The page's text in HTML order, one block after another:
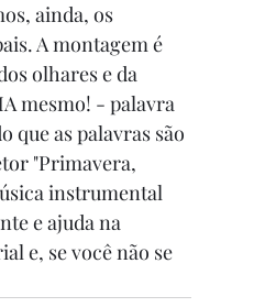
ainda, os
A montagem é
olhares e da
mesmo! - palavra
que as palavras são
"Primavera,
instrumental
e ajuda na
e, se você não se